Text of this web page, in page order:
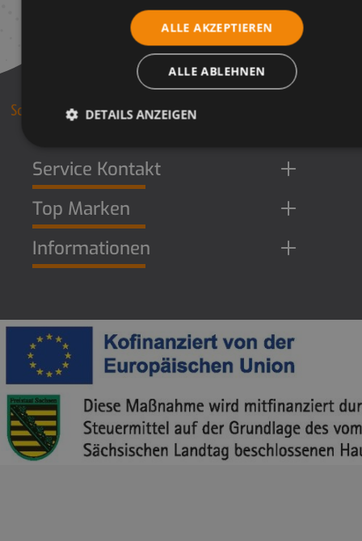
Service Kontakt
Top Marken
Informationen
ALLE AKZEPTIEREN
ALLE ABLEHNEN
DETAILS ANZEIGEN